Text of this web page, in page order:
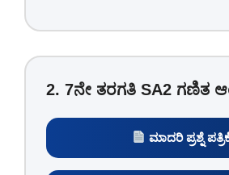
2. 7ನೇ ತರಗತಿ SA2 ಗಣಿತ
ಮಾದರಿ ಪ್ರಶ್ನೆ